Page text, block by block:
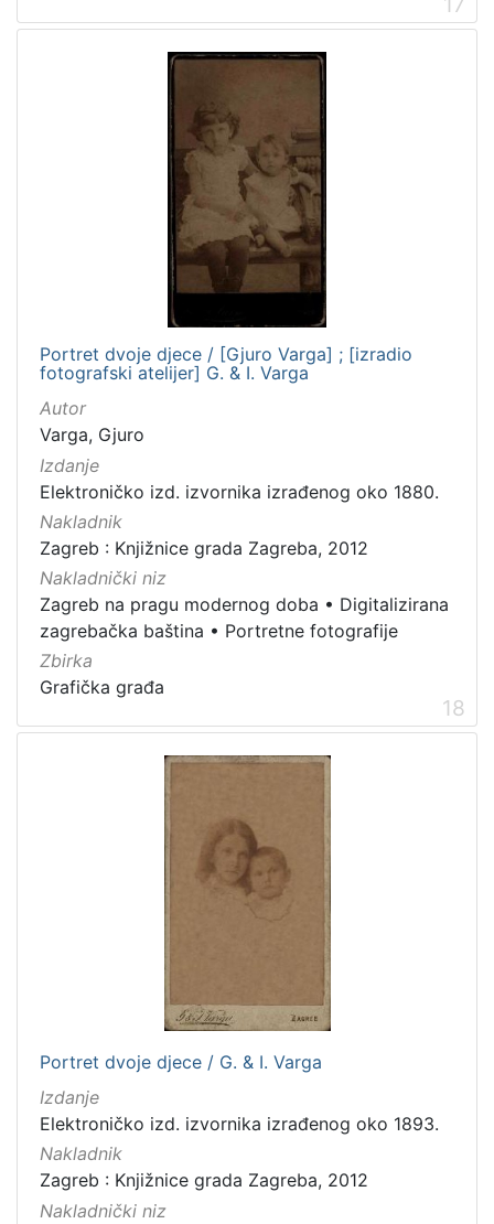
Portret dvoje djece / [Gjuro Varga] ; [izradio
fotografski atelijer] G. & I. Varga
Autor
Varga, Gjuro
Izdanje
Elektroničko izd. izvornika izrađenog oko 1880.
Nakladnik
Zagreb : Knjižnice grada Zagreba, 2012
Nakladnički niz
Zagreb na pragu modernog doba • Digitalizirana
zagrebačka baština • Portretne fotografije
Zbirka
Grafička građa
18
Portret dvoje djece / G. & I. Varga
Izdanje
Elektroničko izd. izvornika izrađenog oko 1893.
Nakladnik
Zagreb : Knjižnice grada Zagreba, 2012
Nakladnički niz